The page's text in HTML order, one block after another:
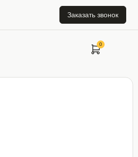
Заказать звонок